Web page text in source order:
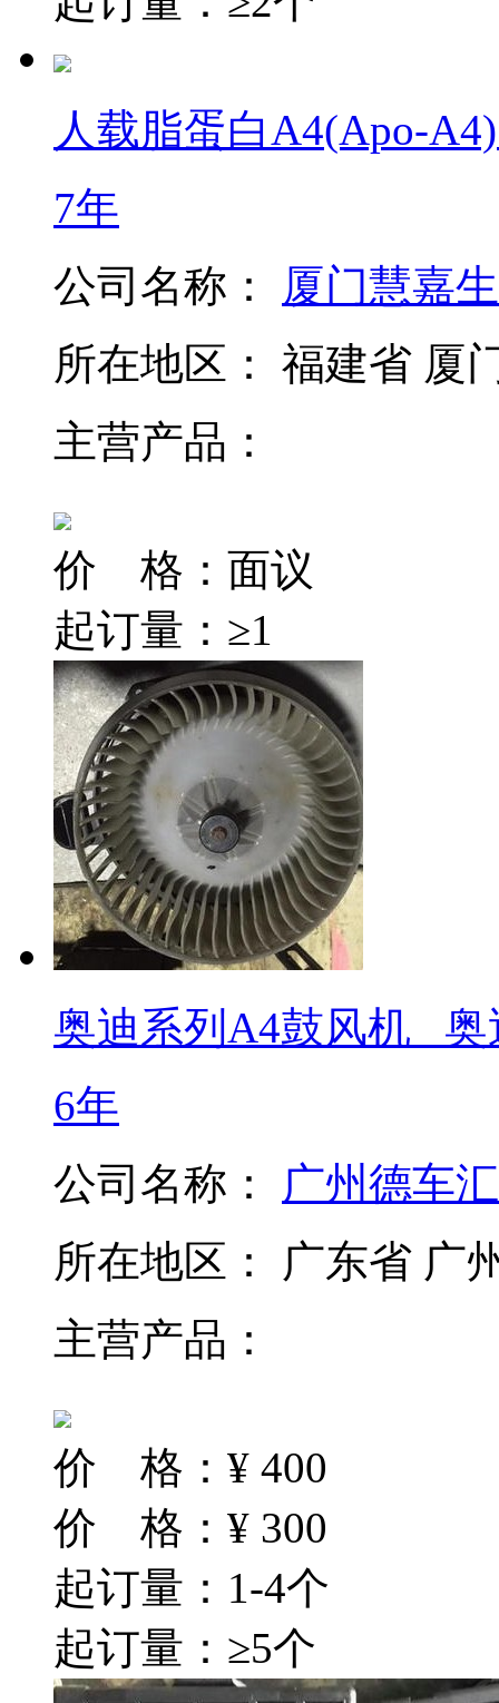
人载脂蛋白A4(Apo-
7年
公司名称： 厦门慧嘉
所在地区： 福建省 厦
主营产品：
价 格： 面议
起订量：≥1
奥迪系列A4鼓风机 _
6年
公司名称： 广州德车
所在地区： 广东省 广
主营产品：
价 格： ¥ 400
价 格： ¥ 300
起订量：1-4个
起订量：≥5个